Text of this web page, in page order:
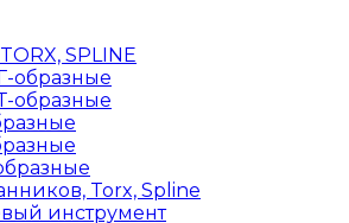
SPLINE
образные
образные
Torx, Spline
инструмент